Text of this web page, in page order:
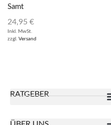
Samt
24,95 €
Inkl. MwSt.
zzgl. Versand
RATGEBER